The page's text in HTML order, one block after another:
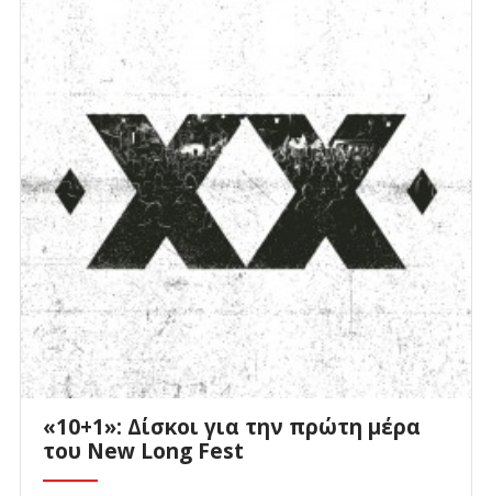
«10+1»: Δίσκοι για την πρώτη μέρα
του New Long Fest